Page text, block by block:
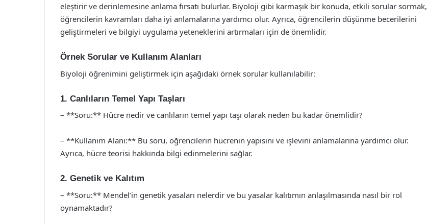
eleştirir ve derinlemesine anlama fırsatı bulurlar. Biyoloji gibi karmaşık bir konuda, etkili sorular sormak,
öğrencilerin kavramları daha iyi anlamalarına yardımcı olur. Ayrıca, öğrencilerin düşünme becerilerini
geliştirmeleri ve bilgiyi uygulama yeteneklerini artırmaları için de önemlidir.
Örnek Sorular ve Kullanım Alanları
Biyoloji öğrenimini geliştirmek için aşağıdaki örnek sorular kullanılabilir:
1. Canlıların Temel Yapı Taşları
– **Soru:** Hücre nedir ve canlıların temel yapı taşı olarak neden bu kadar önemlidir?
– **Kullanım Alanı:** Bu soru, öğrencilerin hücrenin yapısını ve işlevini anlamalarına yardımcı olur.
Ayrıca, hücre teorisi hakkında bilgi edinmelerini sağlar.
2. Genetik ve Kalıtım
– **Soru:** Mendel’in genetik yasaları nelerdir ve bu yasalar kalıtımın anlaşılmasında nasıl bir rol
oynamaktadır?